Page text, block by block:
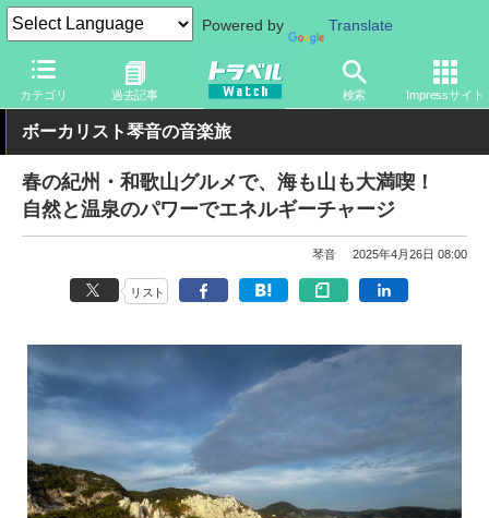
Powered by Translate
カテゴリ 過去記事 検索 Impressサイト
トラベル Watch 地域 国内旅行 和歌山
ボーカリスト琴音の音楽旅
春の紀州・和歌山グルメで、海も山も大満喫！
自然と温泉のパワーでエネルギーチャージ
琴音 2025年4月26日 08:00
リスト